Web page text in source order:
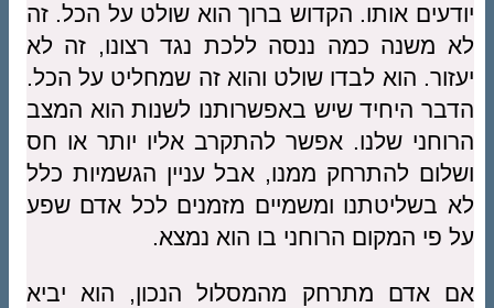
יודעים אותו. הקדוש ברוך הוא שולט על הכל. זה
לא משנה כמה ננסה ללכת נגד רצונו, זה לא
יעזור. הוא לבדו שולט והוא זה שמחליט על הכל.
הדבר היחיד שיש באפשרותנו לשנות הוא המצב
הרוחני שלנו. אפשר להתקרב אליו יותר או חס
ושלום להתרחק ממנו, אבל עניין הגשמיות כלל
לא בשליטתנו ומשמיים מזמנים לכל אדם שפע
על פי המקום הרוחני בו הוא נמצא.
אם אדם מתרחק מהמסלול הנכון, הוא יביא